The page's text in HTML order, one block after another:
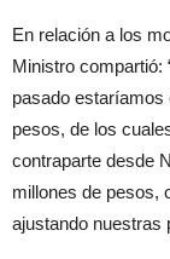
En relación a los
Ministro compartió:
pasado estaríamos
pesos, de los
contraparte desde
millones de pesos,
ajustando nuestras